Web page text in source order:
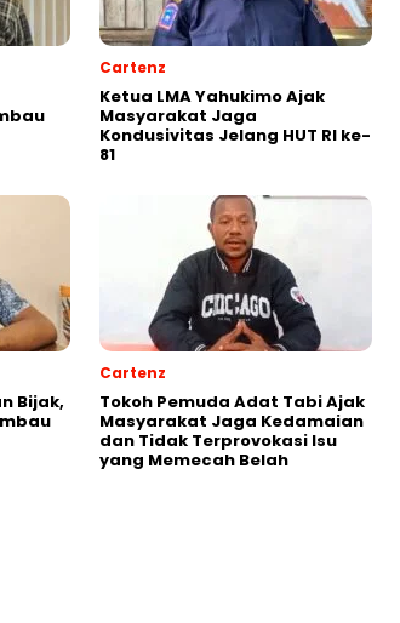
Cartenz
Ketua LMA Yahukimo Ajak
Masyarakat Jaga
Kondusivitas Jelang HUT RI ke-
81
Bijak,
Cartenz
Tokoh Pemuda Adat Tabi Ajak
Masyarakat Jaga Kedamaian
dan Tidak Terprovokasi Isu
yang Memecah Belah